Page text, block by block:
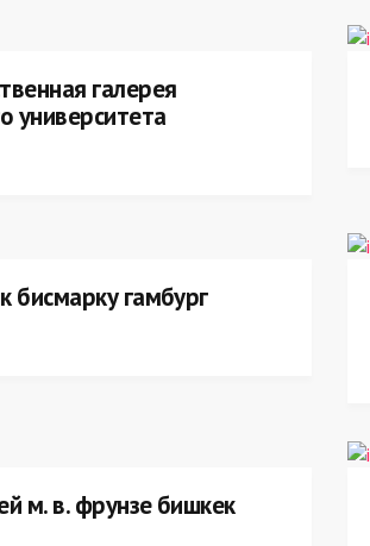
галерея
университета
бисмарку гамбург
м. в. фрунзе бишкек